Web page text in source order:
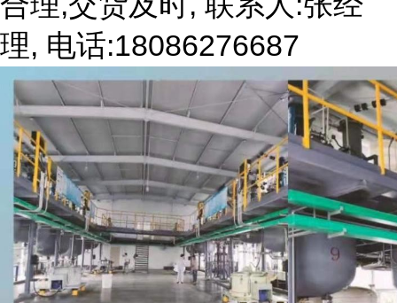
理, 电话:18086276687